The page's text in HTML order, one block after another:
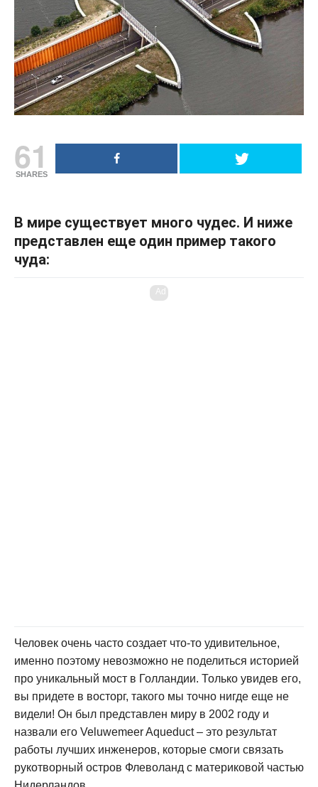
61
SHARES
В мире существует много чудес. И ниже
представлен еще один пример такого
чуда:
Ad
Человек очень часто создает что-то удивительное,
именно поэтому невозможно не поделиться историей
про уникальный мост в Голландии. Только увидев его,
вы придете в восторг, такого мы точно нигде еще не
видели! Он был представлен миру в 2002 году и
назвали его Veluwemeer Aqueduct – это результат
работы лучших инженеров, которые смоги связать
рукотворный остров Флеволанд с материковой частью